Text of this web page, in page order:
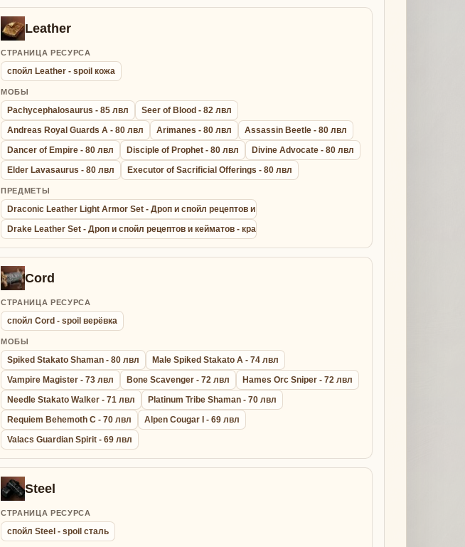
Leather
СТРАНИЦА РЕСУРСА
спойл Leather - spoil кожа
МОБЫ
Pachycephalosaurus - 85 лвл
Seer of Blood - 82 лвл
Andreas Royal Guards A - 80 лвл
Arimanes - 80 лвл
Assassin Beetle - 80 лвл
Dancer of Empire - 80 лвл
Disciple of Prophet - 80 лвл
Divine Advocate - 80 лвл
Elder Lavasaurus - 80 лвл
Executor of Sacrificial Offerings - 80 лвл
ПРЕДМЕТЫ
Draconic Leather Light Armor Set - Дроп и спойл рецептов и кейматов - крафт драконик лайт армор сета
Drake Leather Set - Дроп и спойл рецептов и кейматов - крафт дрейк лезер сета - Lineage 2
Cord
СТРАНИЦА РЕСУРСА
спойл Cord - spoil верёвка
МОБЫ
Spiked Stakato Shaman - 80 лвл
Male Spiked Stakato A - 74 лвл
Vampire Magister - 73 лвл
Bone Scavenger - 72 лвл
Hames Orc Sniper - 72 лвл
Needle Stakato Walker - 71 лвл
Platinum Tribe Shaman - 70 лвл
Requiem Behemoth C - 70 лвл
Alpen Cougar I - 69 лвл
Valacs Guardian Spirit - 69 лвл
Steel
СТРАНИЦА РЕСУРСА
спойл Steel - spoil сталь